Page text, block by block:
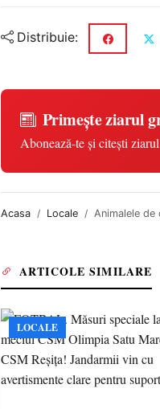
Distribuie:
Primește ziarul
Abonează-te și citești
Acasa Locale Animalele
ARTICOLE SIMILARE
LOCALE